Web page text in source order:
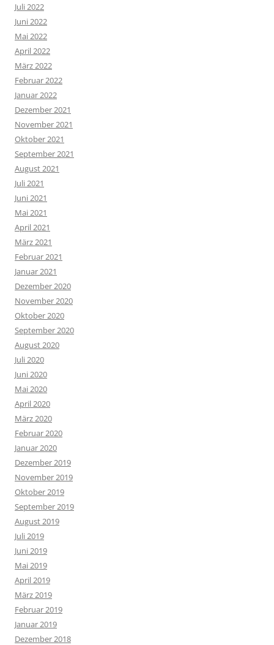
Juli 2022
Juni 2022
Mai 2022
April 2022
März 2022
Februar 2022
Januar 2022
Dezember 2021
November 2021
Oktober 2021
September 2021
August 2021
Juli 2021
Juni 2021
Mai 2021
April 2021
März 2021
Februar 2021
Januar 2021
Dezember 2020
November 2020
Oktober 2020
September 2020
August 2020
Juli 2020
Juni 2020
Mai 2020
April 2020
März 2020
Februar 2020
Januar 2020
Dezember 2019
November 2019
Oktober 2019
September 2019
August 2019
Juli 2019
Juni 2019
Mai 2019
April 2019
März 2019
Februar 2019
Januar 2019
Dezember 2018